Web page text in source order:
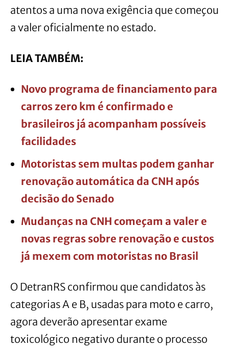
atentos a uma nova exigência que começou
a valer oficialmente no estado.
LEIA TAMBÉM:
Novo programa de financiamento para
carros zero km é confirmado e
brasileiros já acompanham possíveis
facilidades
Motoristas sem multas podem ganhar
renovação automática da CNH após
decisão do Senado
Mudanças na CNH começam a valer e
novas regras sobre renovação e custos
já mexem com motoristas no Brasil
O DetranRS confirmou que candidatos às
categorias A e B, usadas para moto e carro,
agora deverão apresentar exame
toxicológico negativo durante o processo